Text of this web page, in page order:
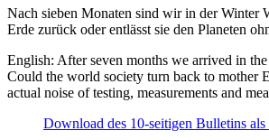
Nach sieben Monaten sind wir in der Winter
Erde zurück oder entlässt sie den Planeten
English: After seven months we arrived in
Could the world society turn back to mother
actual noise of testing, measurements and
Download des 10-seitigen Bulletins als